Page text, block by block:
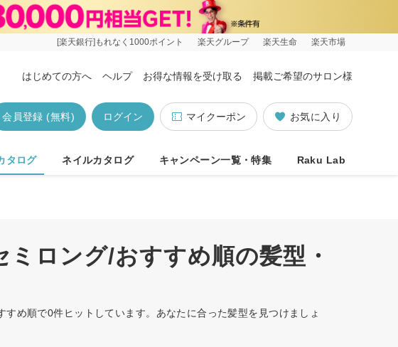
[楽天銀行]もれなく1000ポイント 楽天グループ 楽天生命 楽天市場
はじめての方へ ヘルプ お得な情報を受け取る 掲載ご希望のサロン様
お気に入り
マイクーポン
ログイン
会員登録 (無料)
タログ ネイルカタログ キャンペーン一覧・特集 Raku Lab
ロング/おすすめ順の髪型・
め順で0件ヒットしています。あなたに合った髪型を見つけましょ